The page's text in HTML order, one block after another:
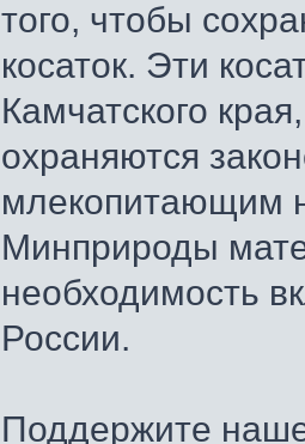
того, чтобы
косаток. Эти
Камчатского
охраняются
млекопитающим
Минприроды
необходимость
России.
Поддержите